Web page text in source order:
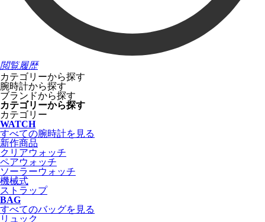
閲覧履歴
カテゴリーから探す
腕時計から探す
ブランドから探す
カテゴリーから探す
カテゴリー
WATCH
すべての腕時計を見る
新作商品
クリアウォッチ
ペアウォッチ
ソーラーウォッチ
機械式
ストラップ
BAG
すべてのバッグを見る
リュック